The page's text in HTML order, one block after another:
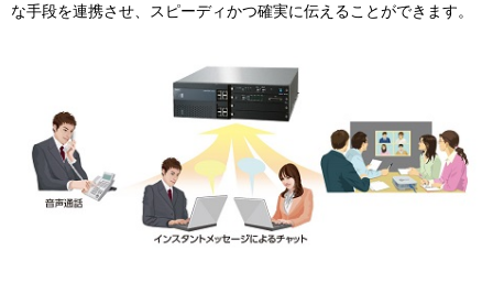
な手段を連携させ、スピーディかつ確実に伝えることができます。